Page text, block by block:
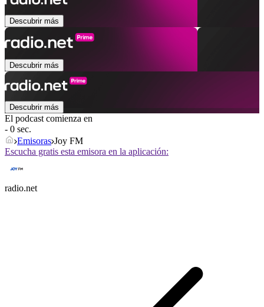
Descubrir más
Descubrir más
Descubrir más
El podcast comienza en
- 0 sec.
Emisoras Joy FM
Escucha gratis esta emisora en la aplicación:
radio.net